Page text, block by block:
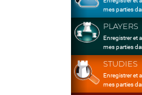
mes parties
PLAYERS
Enregistrer et
mes parties
STUDIES
Enregistrer et
mes parties